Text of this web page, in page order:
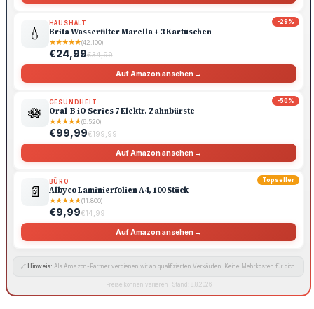
-29%
💧
HAUSHALT
Brita Wasserfilter Marella + 3 Kartuschen
★★★★★(42.100)
€24,99€34,99
Auf Amazon ansehen →
-50%
🪷
GESUNDHEIT
Oral-B iO Series 7 Elektr. Zahnbürste
★★★★★(6.520)
€99,99€199,99
Auf Amazon ansehen →
Topseller
📄
BÜRO
Albyco Laminierfolien A4, 100 Stück
★★★★★(11.800)
€9,99€14,99
Auf Amazon ansehen →
🔗 Hinweis: Als Amazon-Partner verdienen wir an qualifizierten Verkäufen. Keine Mehrkosten für dich.
Preise können variieren · Stand: 8.8.2026